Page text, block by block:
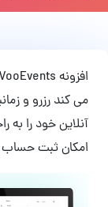
می کند رزرو و
آنلاین خود را به
امکان ثبت حساب